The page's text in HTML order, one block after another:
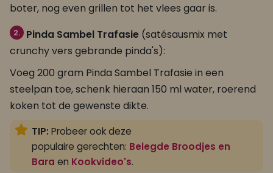
boter, nog even grillen tot het vlees gaar is.
2. Pinda Sambel Trafasie (satésausmix met
crunchy vers gebrande pinda's):
Voeg 200 gram Pinda Sambel Trafasie in een
steelpan toe, schenk hieraan 150 ml water, roerend
koken tot de gewenste dikte.
TIP: Probeer ook deze
populaire gerechten: Belegde Broodjes en
Bara en Kookvideo's.